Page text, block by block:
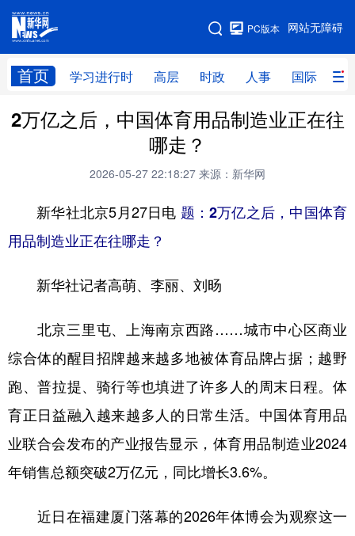
网站无障碍
PC版本
首页 学习进行时 高层 时政 人事 国际 财
网站地图
学习进行时 高层 时政 人事
科技 科创 量子 体育
文化 书画
访谈 视频 图片
食品 人居 信息化 数字经济
学术中国 乡村振兴 银龄 溯源中国
城市 旅游 能源 会展
彩票 娱乐 时尚 悦读
文化产业
2万亿之后，中国体育用品制造业正在往
哪走？
2026-05-27 22:18:27 来源：新华网
新华社北京5月27日电 题：2万亿之后，中国体育
用品制造业正在往哪走？
新华社记者高萌、李丽、刘旸
北京三里屯、上海南京西路……城市中心区商业
综合体的醒目招牌越来越多地被体育品牌占据；越野
跑、普拉提、骑行等也填进了许多人的周末日程。体
育正日益融入越来越多人的日常生活。中国体育用品
业联合会发布的产业报告显示，体育用品制造业2024
年销售总额突破2万亿元，同比增长3.6%。
近日在福建厦门落幕的2026年体博会为观察这一